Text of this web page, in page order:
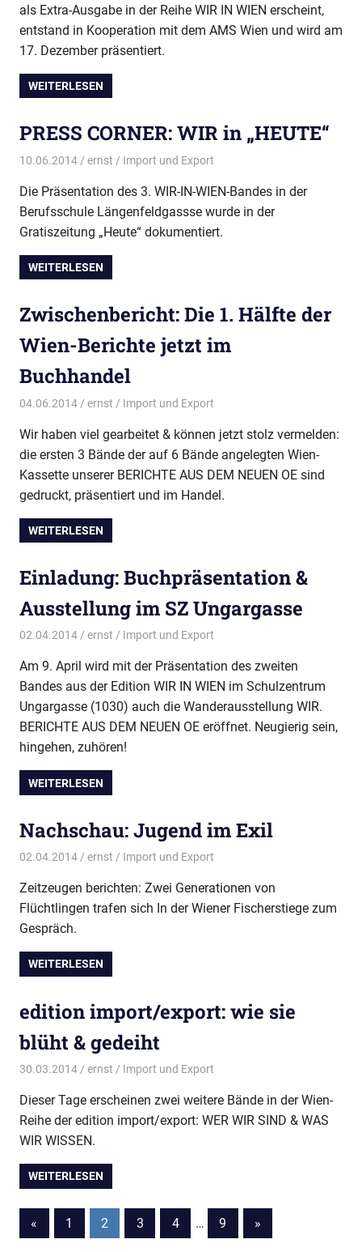
als Extra-Ausgabe in der Reihe WIR IN WIEN erscheint,
entstand in Kooperation mit dem AMS Wien und wird am
17. Dezember präsentiert.
WEITERLESEN
PRESS CORNER: WIR in „HEUTE“
10.06.2014 ernst Import und Export
Die Präsentation des 3. WIR-IN-WIEN-Bandes in der
Berufsschule Längenfeldgassse wurde in der
Gratiszeitung „Heute“ dokumentiert.
WEITERLESEN
Zwischenbericht: Die 1. Hälfte der
Wien-Berichte jetzt im
Buchhandel
04.06.2014 ernst Import und Export
Wir haben viel gearbeitet & können jetzt stolz vermelden:
die ersten 3 Bände der auf 6 Bände angelegten Wien-
Kassette unserer BERICHTE AUS DEM NEUEN OE sind
gedruckt, präsentiert und im Handel.
WEITERLESEN
Einladung: Buchpräsentation &
Ausstellung im SZ Ungargasse
02.04.2014 ernst Import und Export
Am 9. April wird mit der Präsentation des zweiten
Bandes aus der Edition WIR IN WIEN im Schulzentrum
Ungargasse (1030) auch die Wanderausstellung WIR.
BERICHTE AUS DEM NEUEN OE eröffnet. Neugierig sein,
hingehen, zuhören!
WEITERLESEN
Nachschau: Jugend im Exil
02.04.2014 ernst Import und Export
Zeitzeugen berichten: Zwei Generationen von
Flüchtlingen trafen sich In der Wiener Fischerstiege zum
Gespräch.
WEITERLESEN
edition import/export: wie sie
blüht & gedeiht
30.03.2014 ernst Import und Export
Dieser Tage erscheinen zwei weitere Bände in der Wien-
Reihe der edition import/export: WER WIR SIND & WAS
WIR WISSEN.
WEITERLESEN
Beitragsnavigation
« Vorherige
Beiträge
1 2 3 4 … 9
Nächste
Beiträge
»